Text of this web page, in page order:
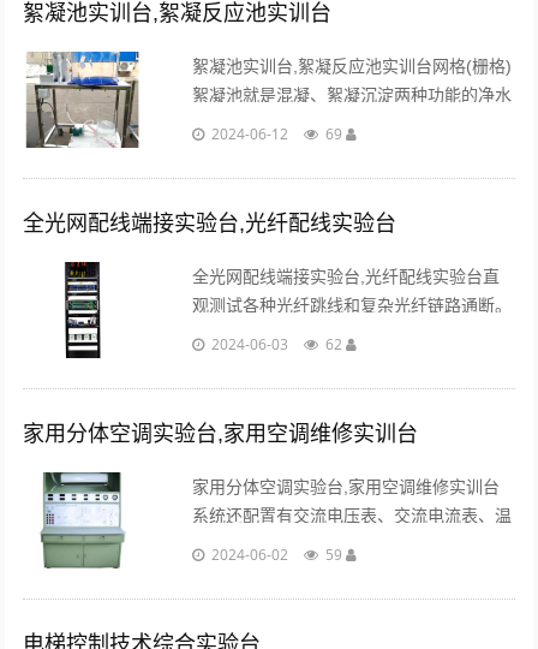
絮凝池实训台,絮凝反应池实训台
絮凝池实训台,絮凝反应池实训台网格(栅格)
絮凝池就是混凝、絮凝沉淀两种功能的净水
构筑物。本模型就是展示絮凝反应池和网格
2024-06-12 69
全光网配线端接实验台,光纤配线实验台
全光网配线端接实验台,光纤配线实验台直
观测试各种光纤跳线和复杂光纤链路通断。
测试结果以WIFI无线信号或者RS485传输
2024-06-03 62
家用分体空调实验台,家用空调维修实训台
家用分体空调实验台,家用空调维修实训台
系统还配置有交流电压表、交流电流表、温
度表、真空压力表、信号灯及发光二极管使
然。...
2024-06-02 59